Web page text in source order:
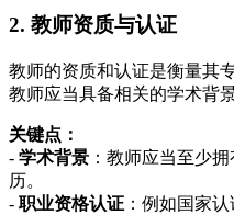
2. 教师资质与认证
教师的资质和认证是衡量其
教师应当具备相关的学术背
关键点：
- 学术背景 ：教师应当至少
历。
- 职业资格认证 ：例如国家